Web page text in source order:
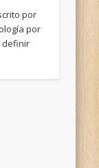
por
por
definir